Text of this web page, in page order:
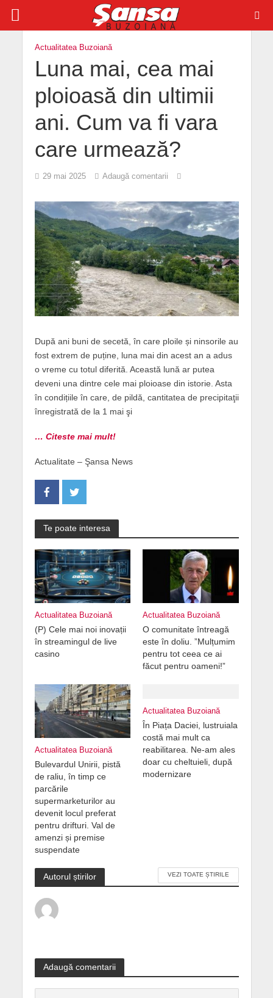
Actualitatea Buzoiană
Luna mai, cea mai
ploioasă din ultimii
ani. Cum va fi vara
care urmează?
29 mai 2025 Adaugă comentarii
După ani buni de secetă, în care ploile și ninsorile au
fost extrem de puține, luna mai din acest an a adus
o vreme cu totul diferită. Această lună ar putea
deveni una dintre cele mai ploioase din istorie. Asta
în condițiile în care, de pildă, cantitatea de precipitaţii
înregistrată de la 1 mai şi
… Citeste mai mult!
Actualitate – Şansa News
Te poate interesa
Actualitatea Buzoiană
(P) Cele mai noi inovații
în streamingul de live
casino
Actualitatea Buzoiană
O comunitate întreagă
este în doliu. ”Mulțumim
pentru tot ceea ce ai
făcut pentru oameni!”
Actualitatea Buzoiană
Bulevardul Unirii, pistă
de raliu, în timp ce
parcările
supermarketurilor au
devenit locul preferat
pentru drifturi. Val de
amenzi și premise
suspendate
Actualitatea Buzoiană
În Piața Daciei, lustruiala
costă mai mult ca
reabilitarea. Ne-am ales
doar cu cheltuieli, după
modernizare
Autorul știrilor VEZI TOATE ȘTIRILE
Adaugă comentarii